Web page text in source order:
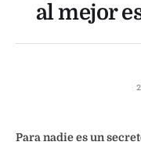
al mejor
Para nadie es un